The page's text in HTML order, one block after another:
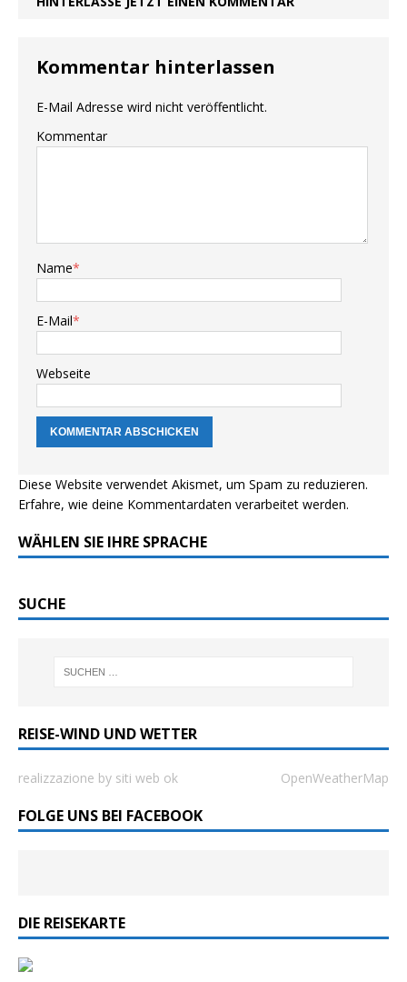
Kommentar hinterlassen
E-Mail Adresse wird nicht veröffentlicht.
Kommentar
Name*
E-Mail*
Webseite
Diese Website verwendet Akismet, um Spam zu reduzieren.
Erfahre, wie deine Kommentardaten verarbeitet werden.
WÄHLEN SIE IHRE SPRACHE
SUCHE
REISE-WIND UND WETTER
realizzazione by siti web ok OpenWeatherMap
FOLGE UNS BEI FACEBOOK
DIE REISEKARTE